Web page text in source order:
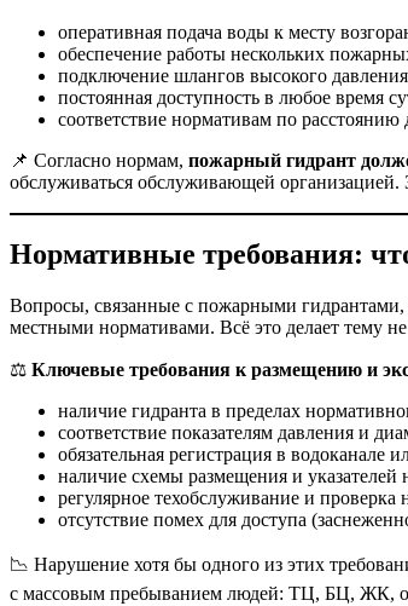
оперативная подача воды к месту
обеспечение работы нескольких
подключение шлангов высокого давления
постоянная доступность в любое время
соответствие нормативам по расстоянию
📌 Согласно нормам, пожарный гидрант
обслуживаться обслуживающей
Нормативные требования:
Вопросы, связанные с пожарными
местными нормативами. Всё это делает тему
⚖️ Ключевые требования к размещению и
наличие гидранта в пределах
соответствие показателям давления и
обязательная регистрация в водоканале
наличие схемы размещения и указателей
регулярное техобслуживание и проверка
отсутствие помех для доступа
📉 Нарушение хотя бы одного из этих
с массовым пребыванием людей: ТЦ, БЦ, ЖК,